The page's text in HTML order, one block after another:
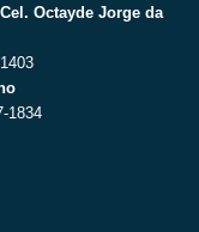
Octayde Jorge da
1834